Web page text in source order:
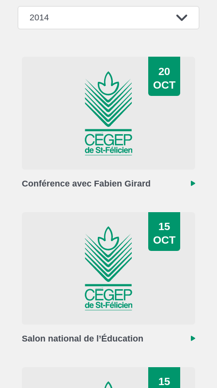
2014
20
OCT
Conférence avec Fabien Girard
15
OCT
Salon national de l’Éducation
15